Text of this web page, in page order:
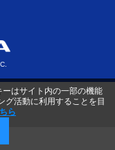
はサイト内の一部の機能
グ活動に利用することを目
ら